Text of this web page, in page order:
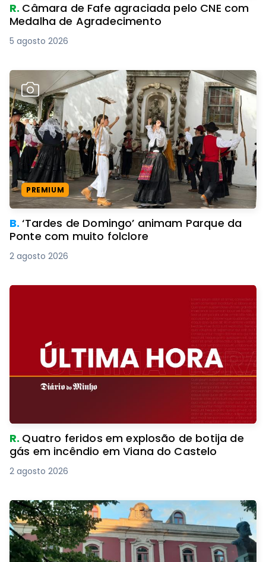
R. Câmara de Fafe agraciada pelo CNE com
Medalha de Agradecimento
5 agosto 2026
PREMIUM
B.‘Tardes de Domingo’ animam Parque da
Ponte com muito folclore
2 agosto 2026
R. Quatro feridos em explosão de botija de
gás em incêndio em Viana do Castelo
2 agosto 2026